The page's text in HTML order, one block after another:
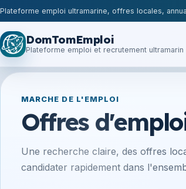
Plateforme emploi ultramarine, offres locales,
DomTomEmploi
Plateforme emploi et recrutement ultramarin
MARCHE DE L'EMPLOI
Offres
Une recherche claire, des offres
candidater rapidement dans